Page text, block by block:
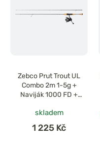
Zebco Prut Trout UL
Combo 2m 1-5g +
Naviják 1000 FD +
skladem
1 225 Kč